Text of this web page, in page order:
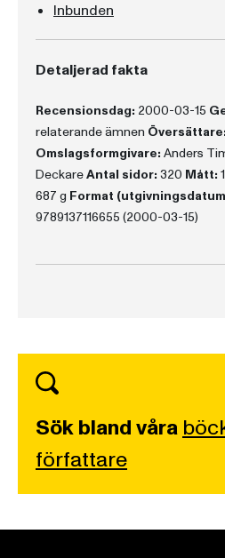
Inbunden
Detaljerad fakta
Recensionsdag: 2000-03-15
relaterande ämnen Översättare:
Omslagsformgivare: Anders
DeckareAntal sidor: 320 Mått:
687 g Format
9789137116655 (2000-03-15)
Sök bland våra
författare